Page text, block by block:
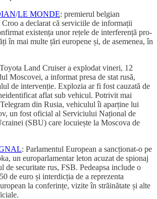
/LE MONDE: premierul belgian
a declarat că serviciile de informații
existența unor rețele de interferență pro-
în mai multe țări europene și, de asemenea, în
Land Cruiser a explodat vineri, 12
Moscovei, a informat presa de stat rusă,
de intervenție. Explozia ar fi fost cauzată de
aflat sub vehicul. Potrivit mai
din Rusia, vehiculul îi aparține lui
un fost oficial al Serviciului Național de
(SBU) care locuiește la Moscova de
: Parlamentul European a sancționat-o pe
un europarlamentar leton acuzat de spionaj
de securitate rus, FSB. Pedeapsa include o
de euro și interdicția de a reprezenta
la conferințe, vizite în străinătate și alte